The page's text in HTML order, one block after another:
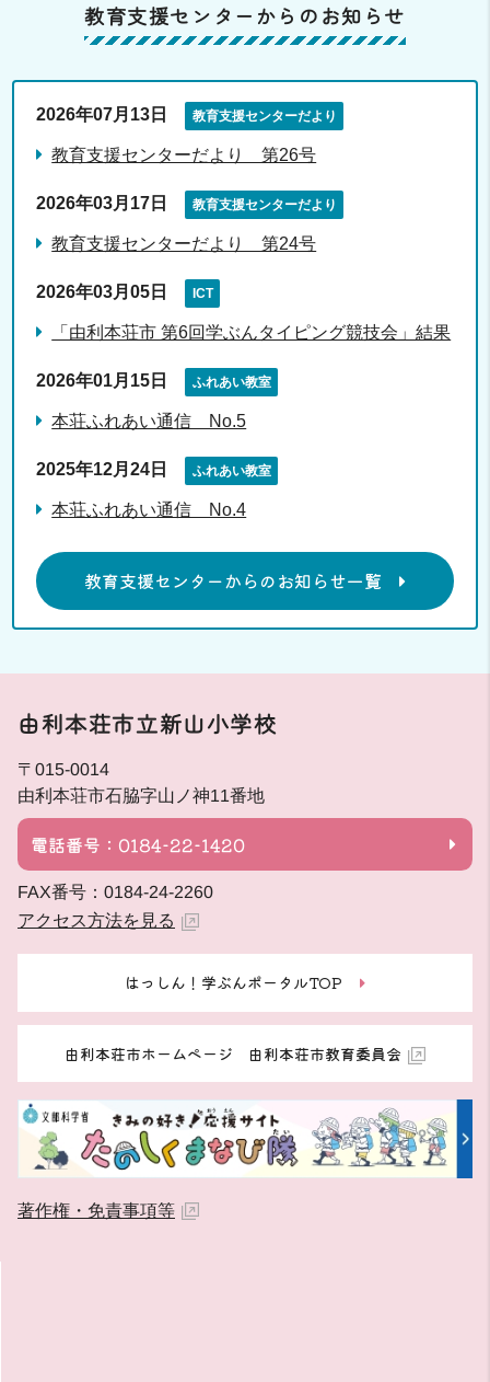
教育支援センターからのお知らせ
2026年07月13日 教育支援センターだより
教育支援センターだより 第26号
2026年03月17日 教育支援センターだより
教育支援センターだより 第24号
2026年03月05日 ICT
「由利本荘市 第6回学ぶんタイピング競技会」結果
2026年01月15日 ふれあい教室
本荘ふれあい通信 No.5
2025年12月24日 ふれあい教室
本荘ふれあい通信 No.4
教育支援センターからのお知らせ一覧
由利本荘市立新山小学校
〒015-0014
由利本荘市石脇字山ノ神11番地
電話番号：0184-22-1420
FAX番号：0184-24-2260
アクセス方法を見る
はっしん！学ぶんポータルTOP
由利本荘市ホームページ 由利本荘市教育委員会
著作権・免責事項等